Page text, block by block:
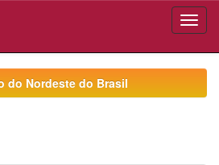
do Nordeste do Brasil